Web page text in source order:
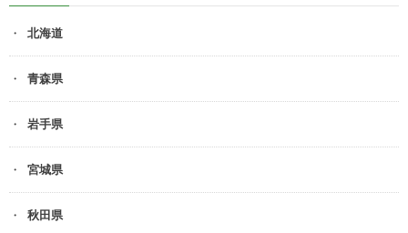
北海道
青森県
岩手県
宮城県
秋田県